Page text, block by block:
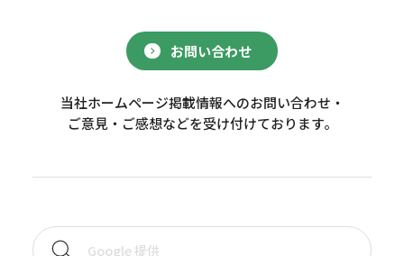
お問い合わせ
当社ホームページ掲載情報へのお問い合わせ・
ご意見・ご感想などを受け付けております。